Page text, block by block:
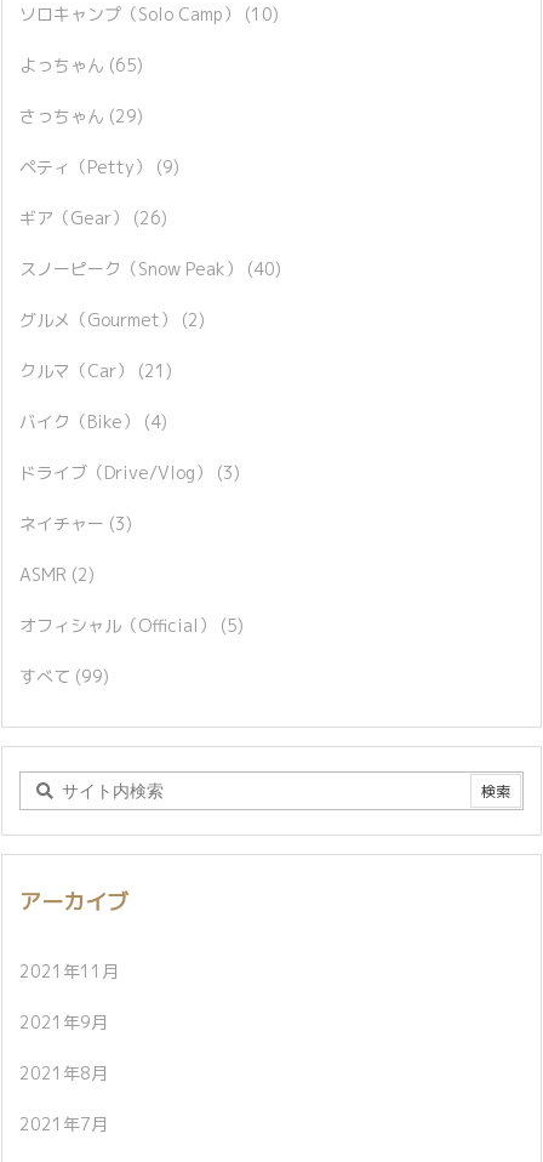
ソロキャンプ（Solo Camp） (10)
よっちゃん (65)
さっちゃん (29)
ペティ（Petty） (9)
ギア（Gear） (26)
スノーピーク（Snow Peak） (40)
グルメ（Gourmet） (2)
クルマ（Car） (21)
バイク（Bike） (4)
ドライブ（Drive/Vlog） (3)
ネイチャー (3)
ASMR (2)
オフィシャル（Official） (5)
すべて (99)
アーカイブ
2021年11月
2021年9月
2021年8月
2021年7月